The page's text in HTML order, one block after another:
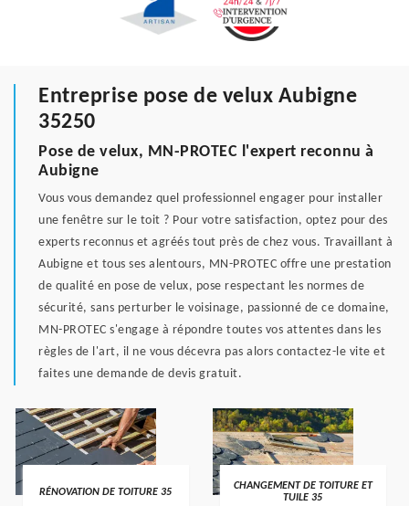
Entreprise pose de velux Aubigne
35250
Pose de velux, MN-PROTEC l'expert reconnu à
Aubigne
Vous vous demandez quel professionnel engager pour installer
une fenêtre sur le toit ? Pour votre satisfaction, optez pour des
experts reconnus et agréés tout près de chez vous. Travaillant à
Aubigne et tous ses alentours, MN-PROTEC offre une prestation
de qualité en pose de velux, pose respectant les normes de
sécurité, sans perturber le voisinage, passionné de ce domaine,
MN-PROTEC s'engage à répondre toutes vos attentes dans les
règles de l'art, il ne vous décevra pas alors contactez-le vite et
faites une demande de devis gratuit.
RÉNOVATION DE TOITURE 35
CHANGEMENT DE TOITURE ET
TUILE 35